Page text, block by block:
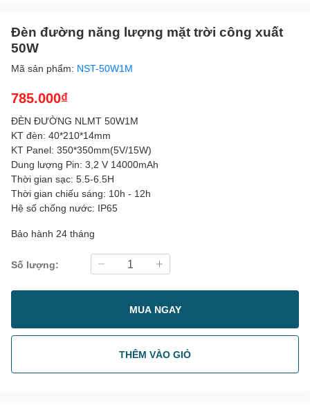
Đèn đường năng lượng mặt trời công xuất
50W
Mã sản phẩm: NST-50W1M
785.000₫
ĐÈN ĐƯỜNG NLMT 50W1M
KT đèn: 40*210*14mm
KT Panel: 350*350mm(5V/15W)
Dung lượng Pin: 3,2 V 14000mAh
Thời gian sạc: 5.5-6.5H
Thời gian chiếu sáng: 10h - 12h
Hệ số chống nước: IP65
Bảo hành 24 tháng
Số lượng:
MUA NGAY
THÊM VÀO GIỎ